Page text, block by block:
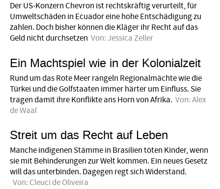
Der US-Konzern Chevron ist rechtskräftig verurteilt, für
Umweltschäden in Ecuador eine hohe Entschädigung zu
zahlen. Doch bisher können die Kläger ihr Recht auf das
Geld nicht durchsetzen Von:Jessica Zeller
Ein Machtspiel wie in der Kolonialzeit
Rund um das Rote Meer rangeln Regionalmächte wie die
Türkei und die Golfstaaten immer härter um Einfluss. Sie
tragen damit ihre Konflikte ans Horn von Afrika. Von:Alex
de Waal
Streit um das Recht auf Leben
Manche indigenen Stämme in Brasilien töten Kinder, wenn
sie mit Behinderungen zur Welt kommen. Ein neues Gesetz
will das unterbinden. Dagegen regt sich Widerstand.
Von: Cleuci de Oliveira